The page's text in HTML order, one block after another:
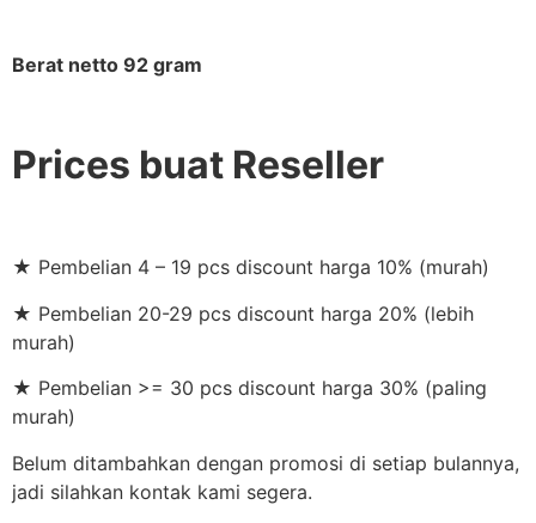
Berat netto 92 gram
Prices buat Reseller
★ Pembelian 4 – 19 pcs discount harga 10% (murah)
★ Pembelian 20-29 pcs discount harga 20% (lebih
murah)
★ Pembelian >= 30 pcs discount harga 30% (paling
murah)
Belum ditambahkan dengan promosi di setiap bulannya,
jadi silahkan kontak kami segera.